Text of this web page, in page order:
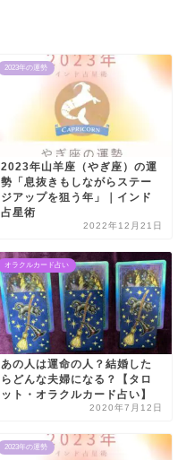
2023年の運勢
2023年山羊座（やぎ座）の運
勢「息抜きもしながらステー
ジアップを狙う年」｜インド
占星術
2022年12月21日
オラクルカード占い
あの人は運命の人？結婚した
らどんな夫婦になる？【タロ
ット・オラクルカード占い】
2020年7月12日
2023年の運勢